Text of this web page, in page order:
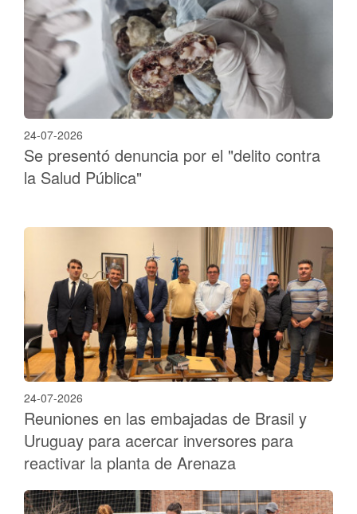
24-07-2026
Se presentó denuncia por el "delito contra
la Salud Pública"
24-07-2026
Reuniones en las embajadas de Brasil y
Uruguay para acercar inversores para
reactivar la planta de Arenaza